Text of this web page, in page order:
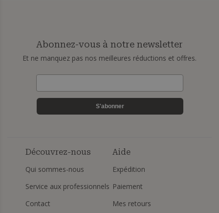
Abonnez-vous à notre newsletter
Et ne manquez pas nos meilleures réductions et offres.
S'abonner
Découvrez-nous
Qui sommes-nous
Service aux professionnels
Contact
Aide
Expédition
Paiement
Mes retours